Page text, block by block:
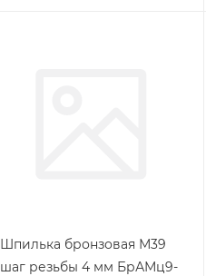
Шпилька бронзовая М39
шаг резьбы 4 мм БрАМц9-